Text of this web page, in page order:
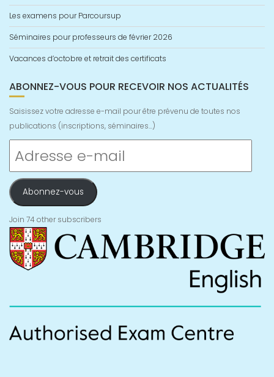
Les examens pour Parcoursup
Séminaires pour professeurs de février 2026
Vacances d’octobre et retrait des certificats
ABONNEZ-VOUS POUR RECEVOIR NOS ACTUALITÉS
Saisissez votre adresse e-mail pour être prévenu de toutes nos
publications (inscriptions, séminaires...)
e-
mail
Abonnez-vous
Join 74 other subscribers